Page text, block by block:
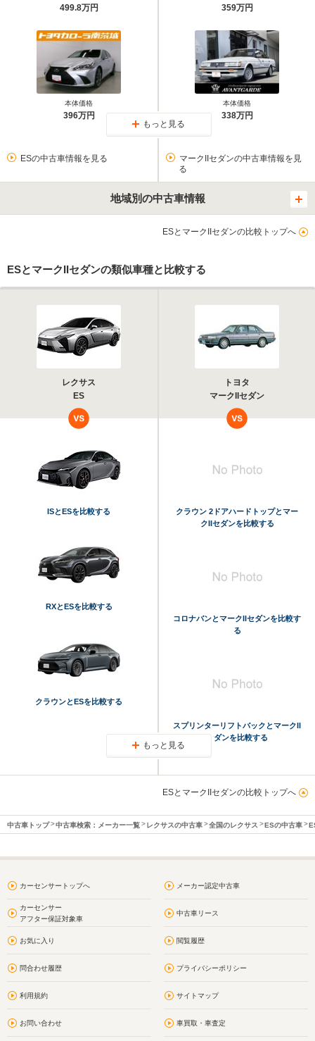
499.8万円
本体価格
396万円
359万円
本体価格
338万円
もっと見る
ESの中古車情報を見る
マークIIセダンの中古車情報を見
る
地域別の中古車情報
ESとマークIIセダンの比較トップへ
ESとマークIIセダンの類似車種と比較する
レクサス
ES
トヨタ
マークIIセダン
ISとESを比較する
RXとESを比較する
クラウンとESを比較する
クラウン 2ドアハードトップとマー
クIIセダンを比較する
コロナバンとマークIIセダンを比較す
る
スプリンターリフトバックとマークII
セダンを比較する
もっと見る
ESとマークIIセダンの比較トップへ
中古車トップ 中古車検索：メーカー一覧 レクサスの中古車 全国のレクサス ESの中古車
カーセンサートップへ メーカー認定中古車
カーセンサー
アフター保証対象車
中古車リース
お気に入り 閲覧履歴
問合わせ履歴 プライバシーポリシー
利用規約 サイトマップ
お問い合わせ 車買取・車査定